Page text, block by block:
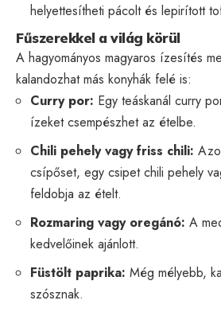
helyettesítheti pácolt és lepirított
Fűszerekkel a világ körül
A hagyományos magyaros ízesítés
kalandozhat más konyhák felé is:
Curry por: Egy teáskanál curry
ízeket csempészhet az ételbe.
Chili pehely vagy friss chili:
csípőset, egy csipet chili pehely
feldobja az ételt.
Rozmaring vagy oregánó: A
kedvelőinek ajánlott.
Füstölt paprika: Még mélyebb,
szósznak.